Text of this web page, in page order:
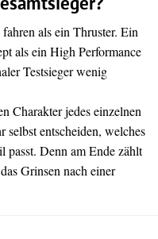
als ein Thruster. Ein
als ein High Performance
Testsieger wenig
Charakter jedes einzelnen
selbst entscheiden, welches
passt. Denn am Ende zählt
Grinsen nach einer